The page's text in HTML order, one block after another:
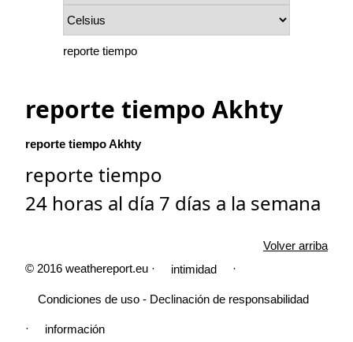
reporte tiempo
reporte tiempo Akhty
reporte tiempo Akhty
reporte tiempo
24 horas al día 7 días a la semana
Volver arriba
© 2016 weathereport.eu ·
intimidad ·
Condiciones de uso - Declinación de responsabilidad
· información